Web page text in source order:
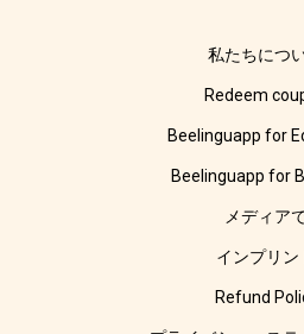
私たちにつ
Redeem
Beelinguapp for
Beelinguapp for
メディア
インプリン
Refund